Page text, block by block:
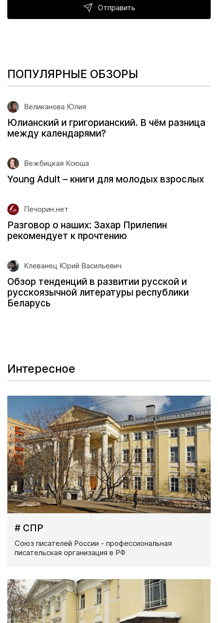
Отправить
ПОПУЛЯРНЫЕ ОБЗОРЫ
Великанова Юлия
Юлианский и григорианский. В чём разница
между календарями?
Вежбицкая Ксюша
Young Adult – книги для молодых взрослых
Печорин.нет
Разговор о наших: Захар Прилепин
рекомендует к прочтению
Клеванец Юрий Васильевич
Обзор тенденций в развитии русской и
русскоязычной литературы республики
Беларусь
Интересное
# СПР
Союз писателей России - профессиональная
писательская организация в РФ